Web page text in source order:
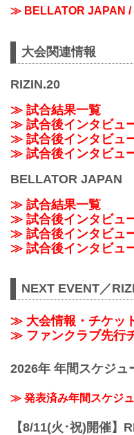
≫ BELLATOR JAPAN /
大会関連情報
RIZIN.20
≫ 試合結果一覧
≫ 試合後インタビュ
≫ 試合後インタビュ
≫ 試合後インタビュ
BELLATOR JAPAN
≫ 試合結果一覧
≫ 試合後インタビュ
≫ 試合後インタビュ
≫ 試合後インタビュ
NEXT EVENT／
≫ 大会情報・チケッ
≫ ファンクラブ先行
2026年 年間スケジュ
≫ 発表済み年間スケジ
【8/11(火･祝)開催】